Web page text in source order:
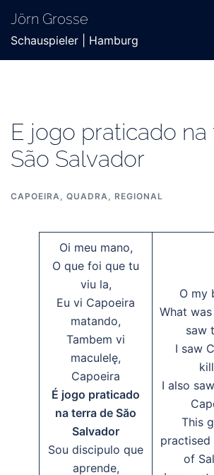
Inhalt
springen
Jörn Grosse
Schauspieler | Hamburg
E jogo praticado
São Salvador
CAPOEIRA, QUADRA, REGIONAL
Oi meu mano,
O que foi que tu
viu la,
Eu vi Capoeira
matando,
Tambem vi
maculelę,
Capoeira
É jogo praticado
na terra de Săo
Salvador
Sou discipulo que
aprende,
O my
What
saw
I saw
I also
This
practised
of